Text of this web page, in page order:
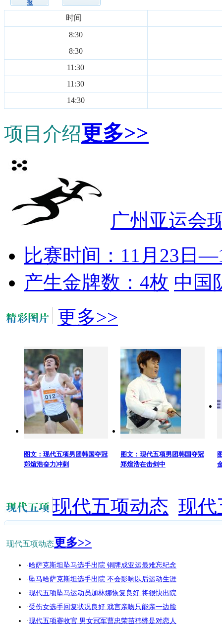
报
时间
8:30
8:30
11:30
11:30
14:30
项目介绍更多>>
广州亚运会
比赛时间：11月23日
产生金牌数：4枚 中国
更多>>
图文：现代五项男团韩国夺冠
郑煊浩奋力冲刺
图文：现代五项男团韩国夺冠
郑煊浩在击剑中
现代五项动态 现代
现代五项动态更多>>
·哈萨克斯坦坠马选手出院 铜牌成亚运最难忘纪念
· 坠马哈萨克斯坦选手出院 不会影响以后运动生涯
·现代五项坠马运动员加林娜恢复良好 将很快出院
·受伤女选手回复状况良好 戏言亲吻只能亲一边脸
·现代五项赛收官 男女冠军曹忠荣苗祎骅是对恋人